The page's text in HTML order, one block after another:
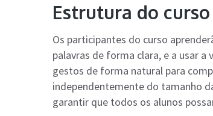
Estrutura do curso
Os participantes do curso
palavras de forma clara, e a usar
gestos de forma natural para
independentemente do tamanho
garantir que todos os alunos